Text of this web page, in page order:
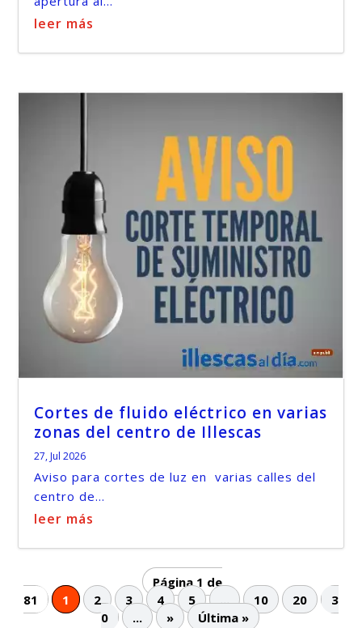
leer más
Cortes de fluido eléctrico en varias
zonas del centro de Illescas
27, Jul 2026
Aviso para cortes de luz en varias calles del
centro de...
leer más
Página 1 de
81
1 2 3 4 5 ... 10 20
3
0
... » Última »